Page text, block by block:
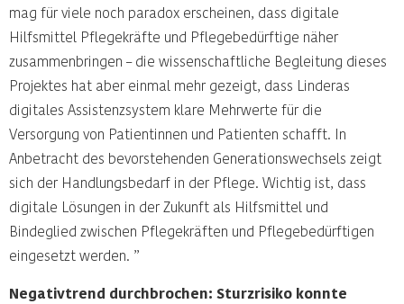
mag für viele noch paradox erscheinen, dass digitale
Hilfsmittel Pflegekräfte und Pflegebedürftige näher
zusammenbringen – die wissenschaftliche Begleitung dieses
Projektes hat aber einmal mehr gezeigt, dass Linderas
digitales Assistenzsystem klare Mehrwerte für die
Versorgung von Patientinnen und Patienten schafft. In
Anbetracht des bevorstehenden Generationswechsels zeigt
sich der Handlungsbedarf in der Pflege. Wichtig ist, dass
digitale Lösungen in der Zukunft als Hilfsmittel und
Bindeglied zwischen Pflegekräften und Pflegebedürftigen
eingesetzt werden. ”
Negativtrend durchbrochen: Sturzrisiko konnte